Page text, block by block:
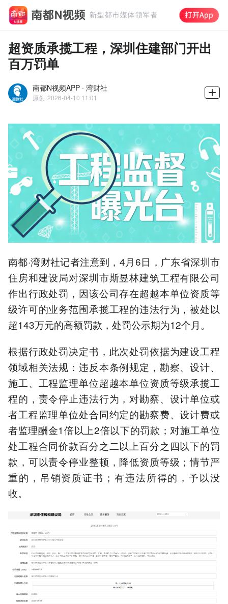
超资质承揽工程，深圳住建部门开出
百万罚单
南都N视频APP · 湾财社
原创 2026-04-10 11:01
南都·湾财社记者注意到，4月6日，广东省深圳市
住房和建设局对深圳市斯昱林建筑工程有限公司
作出行政处罚，因该公司存在超越本单位资质等
级许可的业务范围承揽工程的违法行为，被处以
超143万元的高额罚款，处罚公示期为12个月。
根据行政处罚决定书，此次处罚依据为建设工程
领域相关法规：违反本条例规定，勘察、设计、
施工、工程监理单位超越本单位资质等级承揽工
程的，责令停止违法行为，对勘察、设计单位或
者工程监理单位处合同约定的勘察费、设计费或
者监理酬金1倍以上2倍以下的罚款；对施工单位
处工程合同价款百分之二以上百分之四以下的罚
款，可以责令停业整顿，降低资质等级；情节严
重的，吊销资质证书；有违法所得的，予以没
收。